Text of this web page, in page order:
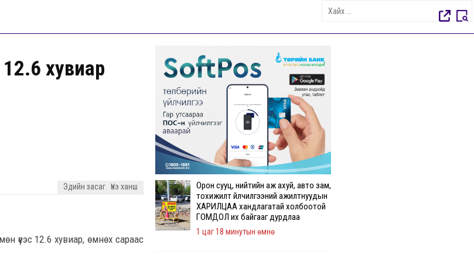
хувиар
Эдийн засаг Үнэ ханш
үеэс 12.6 хувиар, өмнөх сараас
Орон сууц, нийтийн аж ахуй, авто зам,
тохижилт үйлчилгээний ажилтнуудын
ХАРИЛЦАА хандлагатай холбоотой
ГОМДОЛ их байгааг дурдлаа
1 цаг 18 минутын өмнө